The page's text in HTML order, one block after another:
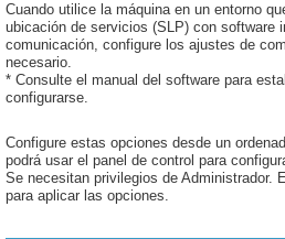
Cuando utilice la máquina en un entorno
ubicación de servicios (SLP) con software
comunicación, configure los ajustes de
necesario.
* Consulte el manual del software para
configurarse.
Configure estas opciones desde un
podrá usar el panel de control para
Se necesitan privilegios de Administrador.
para aplicar las opciones.